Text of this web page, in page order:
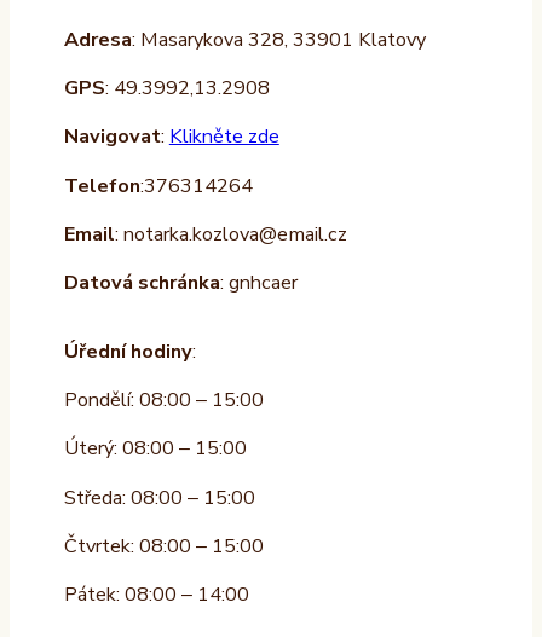
Adresa: Masarykova 328, 33901 Klatovy
GPS: 49.3992,13.2908
Navigovat: Klikněte zde
Telefon:376314264
Email: notarka.kozlova@email.cz
Datová schránka: gnhcaer
Úřední hodiny:
Pondělí: 08:00 – 15:00
Úterý: 08:00 – 15:00
Středa: 08:00 – 15:00
Čtvrtek: 08:00 – 15:00
Pátek: 08:00 – 14:00